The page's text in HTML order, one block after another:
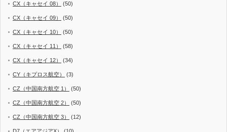
CX（キャセイ 08） (50)
CX（キャセイ 09） (50)
CX（キャセイ 10） (50)
CX（キャセイ 11） (58)
CX（キャセイ 12） (34)
CY（キプロス航空） (3)
CZ（中国南方航空 1） (50)
CZ（中国南方航空 2） (50)
CZ（中国南方航空 3） (12)